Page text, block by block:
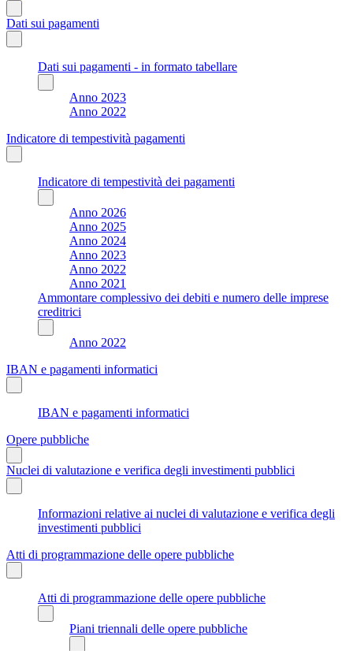
Dati sui pagamenti
Dati sui pagamenti - in formato tabellare
Anno 2023
Anno 2022
Indicatore di tempestività pagamenti
Indicatore di tempestività dei pagamenti
Anno 2026
Anno 2025
Anno 2024
Anno 2023
Anno 2022
Anno 2021
Ammontare complessivo dei debiti e numero delle imprese
creditrici
Anno 2022
IBAN e pagamenti informatici
IBAN e pagamenti informatici
Opere pubbliche
Nuclei di valutazione e verifica degli investimenti pubblici
Informazioni relative ai nuclei di valutazione e verifica degli
investimenti pubblici
Atti di programmazione delle opere pubbliche
Atti di programmazione delle opere pubbliche
Piani triennali delle opere pubbliche